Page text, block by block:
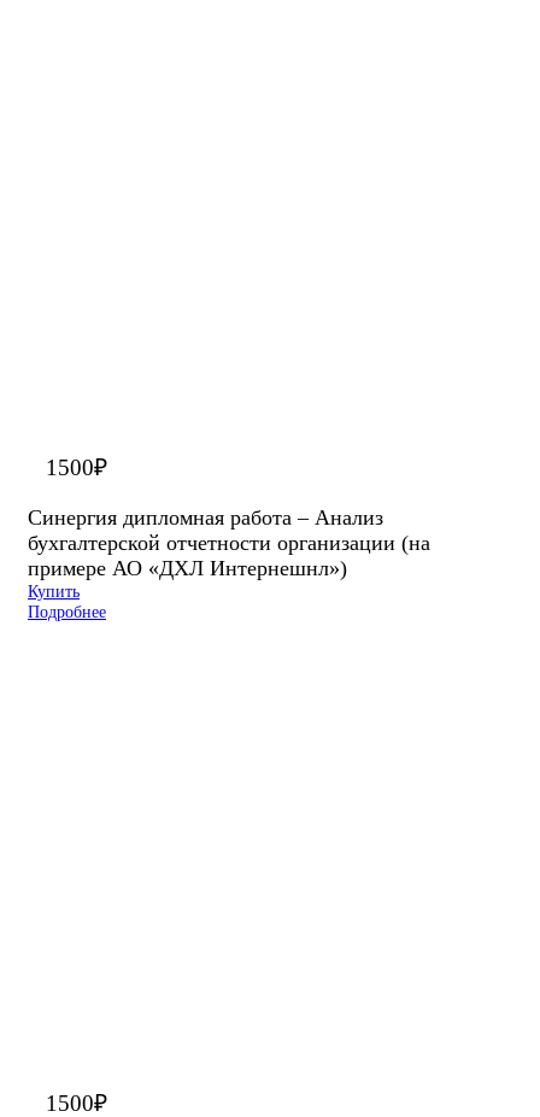
1500₽
Синергия дипломная работа – Анализ
бухгалтерской отчетности организации (на
примере АО «ДХЛ Интернешнл»)
Купить
Подробнее
1500₽